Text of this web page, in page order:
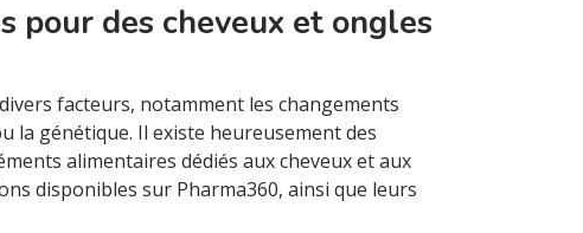
pour des cheveux et ongles
facteurs, notamment les changements
la génétique. Il existe heureusement des
alimentaires dédiés aux cheveux et aux
disponibles sur Pharma360, ainsi que leurs